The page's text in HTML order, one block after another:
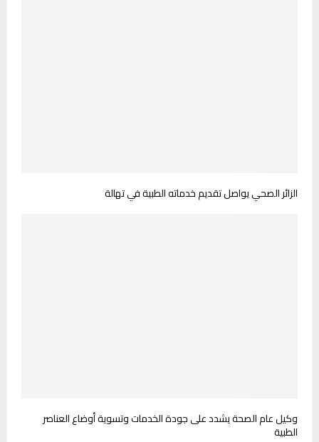
الزائر الصحي يواصل تقديم خدماته الطبية في تهالة
وكيل عام الصحة يشدد على جودة الخدمات وتسوية أوضاع العناصر
الطبية